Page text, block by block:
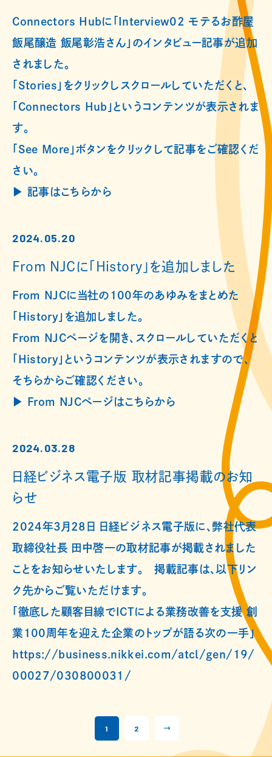
Connectors Hubに「Interview02 モテるお酢屋
飯尾醸造 飯尾彰浩さん」のインタビュー記事が追加
されました。
「Stories」をクリックしスクロールしていただくと、
「Connectors Hub」というコンテンツが表示されま
す。
「See More」ボタンをクリックして記事をご確認くだ
さい。
▶︎ 記事はこちらから
2024.05.20
From NJCに「History」を追加しました
From NJCに当社の100年のあゆみをまとめた
「History」を追加しました。
From NJCページを開き、スクロールしていただくと
「History」というコンテンツが表示されますので、
そちらからご確認ください。
▶︎ From NJCページはこちらから
2024.03.28
日経ビジネス電子版 取材記事掲載のお知
らせ
2024年3月28日 日経ビジネス電子版に、弊社代表
取締役社長 田中啓一の取材記事が掲載されました
ことをお知らせいたします。 掲載記事は、以下リン
ク先からご覧いただけます。
「徹底した顧客目線でICTによる業務改善を支援 創
業100周年を迎えた企業のトップが語る次の一手」
https://business.nikkei.com/atcl/gen/19/
00027/030800031/
1 2 →